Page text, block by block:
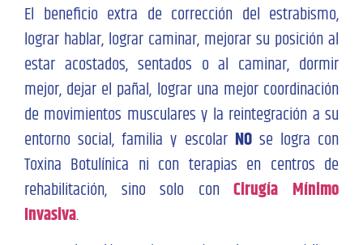
El beneficio extra de corrección del estrabismo,
lograr hablar, lograr caminar, mejorar su posición al
estar acostados, sentados o al caminar, dormir
mejor, dejar el pañal, lograr una mejor coordinación
de movimientos musculares y la reintegración a su
entorno social, familia y escolar NOse logra con
Toxina Botulínica ni con terapias en centros de
rehabilitación, sino solo conCirugía Mínimo
Invasiva.